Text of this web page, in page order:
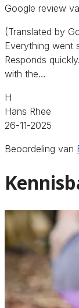
Google review
(Translated by
Everything went
Responds
with the…
H
Hans Rhee
26-11-2025
Beoordeling van